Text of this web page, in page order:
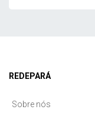
REDEPARÁ
Sobre nós